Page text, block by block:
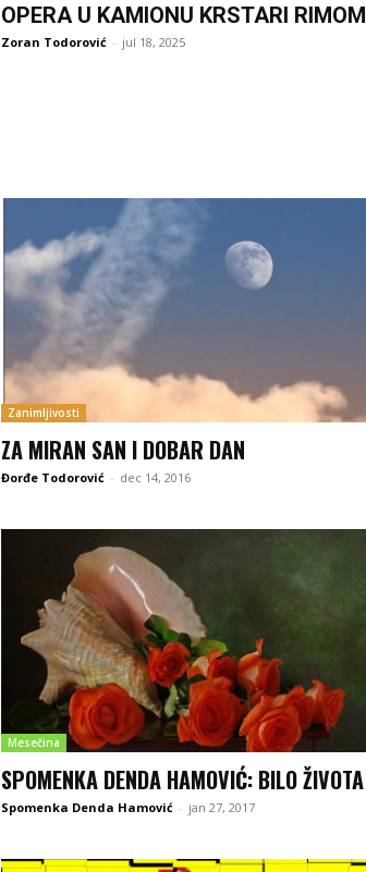
OPERA U KAMIONU KRSTARI RIMOM
Zoran Todorović - jul 18, 2025
Zanimljivosti
ZA MIRAN SAN I DOBAR DAN
Đorđe Todorović - dec 14, 2016
Mesečina
SPOMENKA DENDA HAMOVIĆ: BILO ŽIVOTA
Spomenka Denda Hamović - jan 27, 2017